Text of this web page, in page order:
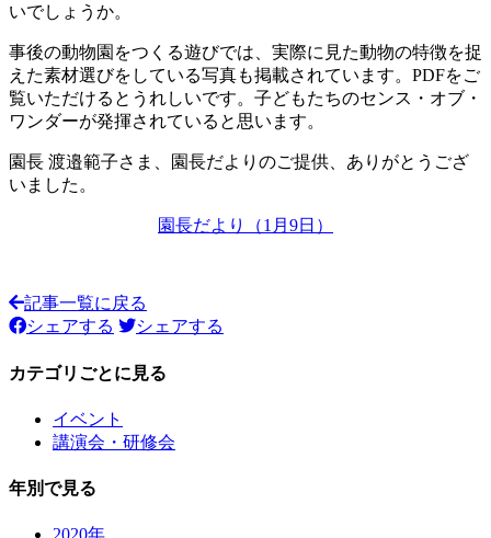
いでしょうか。
事後の動物園をつくる遊びでは、実際に見た動物の特徴を捉
えた素材選びをしている写真も掲載されています。PDFをご
覧いただけるとうれしいです。子どもたちのセンス・オブ・
ワンダーが発揮されていると思います。
園長 渡邉範子さま、園長だよりのご提供、ありがとうござ
いました。
園長だより（1月9日）
記事一覧に戻る
シェアする
シェアする
カテゴリごとに見る
イベント
講演会・研修会
年別で見る